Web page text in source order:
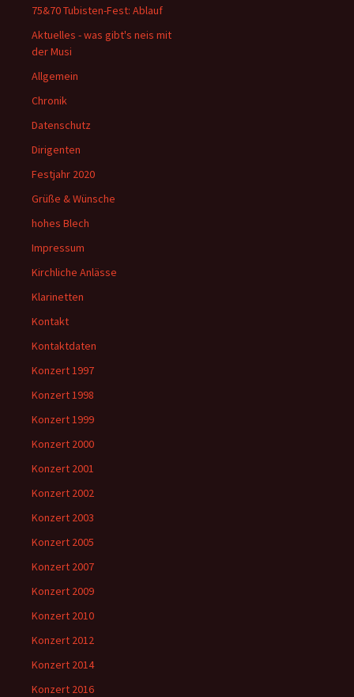
75&70 Tubisten-Fest: Ablauf
Aktuelles - was gibt's neis mit
der Musi
Allgemein
Chronik
Datenschutz
Dirigenten
Festjahr 2020
Grüße & Wünsche
hohes Blech
Impressum
Kirchliche Anlässe
Klarinetten
Kontakt
Kontaktdaten
Konzert 1997
Konzert 1998
Konzert 1999
Konzert 2000
Konzert 2001
Konzert 2002
Konzert 2003
Konzert 2005
Konzert 2007
Konzert 2009
Konzert 2010
Konzert 2012
Konzert 2014
Konzert 2016